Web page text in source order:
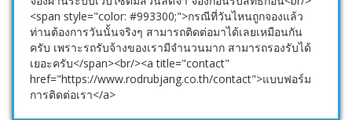
<span style="color: #993300;">กรณีที่วันไหนถูกจองแล้ว
ท่านต้องการวันนั้นจริงๆ สามารถติดต่อมาได้เลยเหมือนกัน
ครับ เพราะรถรับจ้างของเรามีจำนวนมาก สามารถรองรับได้
เยอะครับ</span><br/><a title="contact"
href="https://www.rodrubjang.co.th/contact">แบบฟอร์ม
การติดต่อเรา</a>